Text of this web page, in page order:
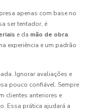
apenas com base no
ser tentador, é
e da mão de obra.
experiência e um padrão
Ignorar avaliações e
pouco confiável. Sempre
clientes anteriores e
Essa prática ajudará a